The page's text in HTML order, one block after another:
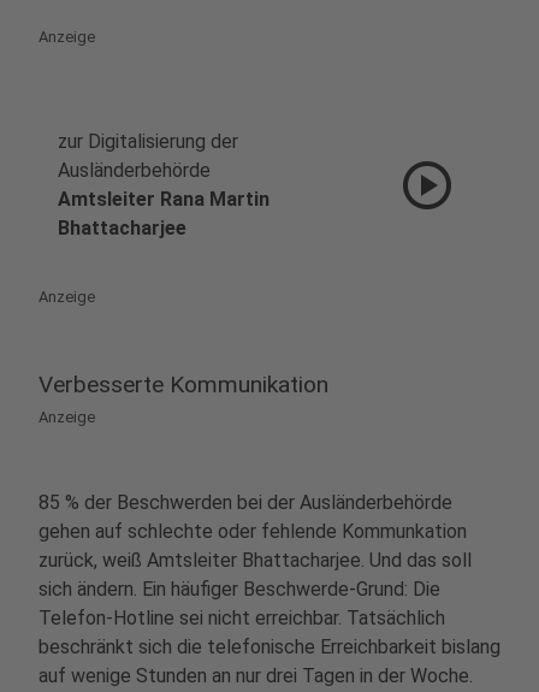
Anzeige
zur Digitalisierung der
Ausländerbehörde
Amtsleiter Rana Martin
Bhattacharjee
play_circle
Anzeige
Verbesserte Kommunikation
Anzeige
85 % der Beschwerden bei der Ausländerbehörde
gehen auf schlechte oder fehlende Kommunkation
zurück, weiß Amtsleiter Bhattacharjee. Und das soll
sich ändern. Ein häufiger Beschwerde-Grund: Die
Telefon-Hotline sei nicht erreichbar. Tatsächlich
beschränkt sich die telefonische Erreichbarkeit bislang
auf wenige Stunden an nur drei Tagen in der Woche.